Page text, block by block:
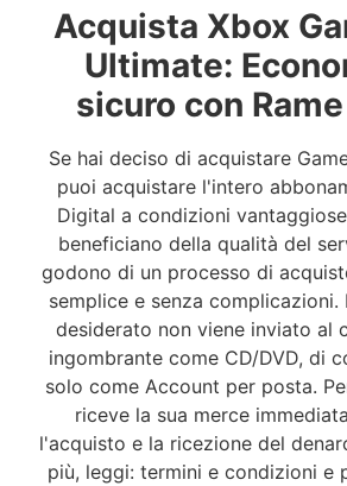
Acquista Xbox
Ultimate:
sicuro con
Se hai deciso di acquistare
puoi acquistare l'intero
Digital a condizioni
beneficiano della qualità del
godono di un processo di
semplice e senza complicazioni.
desiderato non viene inviato al
ingombrante come CD/DVD, di
solo come Account per posta.
riceve la sua merce
l'acquisto e la ricezione del
più, leggi: termini e condizioni e